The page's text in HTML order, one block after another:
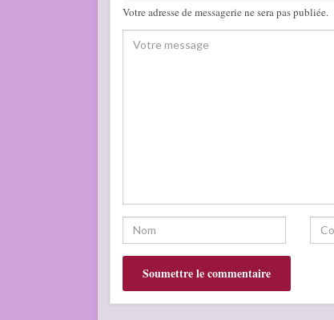
Votre adresse de messagerie ne sera pas publiée.